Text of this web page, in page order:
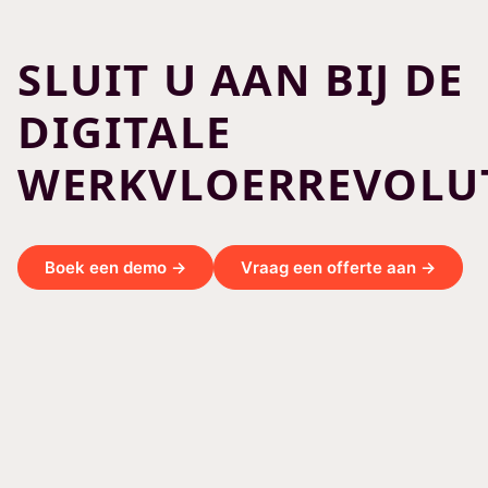
SLUIT U AAN BIJ DE
DIGITALE
Boek een demo → Vraag een offerte aan →